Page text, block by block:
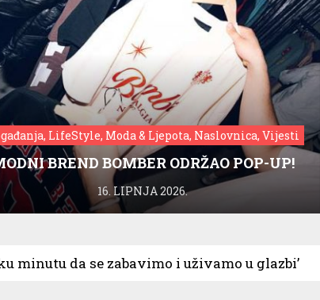
LifeStyle, Moda & Ljepota, Naslovnica, Vijesti
BREND BOMBER ODRŽAO POP-UP!
16. LIPNJA 2026.
minutu da se zabavimo i uživamo u glazbi’